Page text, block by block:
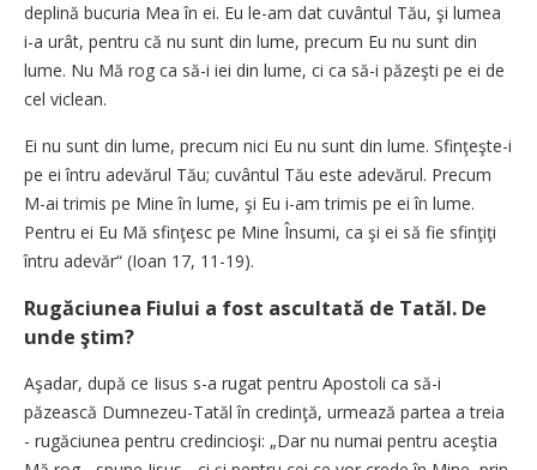
deplină bucuria Mea în ei. Eu le-am dat cuvântul Tău, şi lumea
i-a urât, pentru că nu sunt din lume, precum Eu nu sunt din
lume. Nu Mă rog ca să-i iei din lume, ci ca să-i păzeşti pe ei de
cel viclean.
Ei nu sunt din lume, precum nici Eu nu sunt din lume. Sfinţeşte-i
pe ei întru adevărul Tău; cuvântul Tău este adevărul. Precum
M-ai trimis pe Mine în lume, şi Eu i-am trimis pe ei în lume.
Pentru ei Eu Mă sfinţesc pe Mine Însumi, ca şi ei să fie sfinţiţi
întru adevăr“ (Ioan 17, 11-19).
Rugăciunea Fiului a fost ascultată de Tatăl. De
unde ştim?
Aşadar, după ce Iisus s-a rugat pentru Apostoli ca să-i
păzească Dumnezeu-Tatăl în credinţă, urmează partea a treia
- rugăciunea pentru credincioşi: „Dar nu numai pentru aceştia